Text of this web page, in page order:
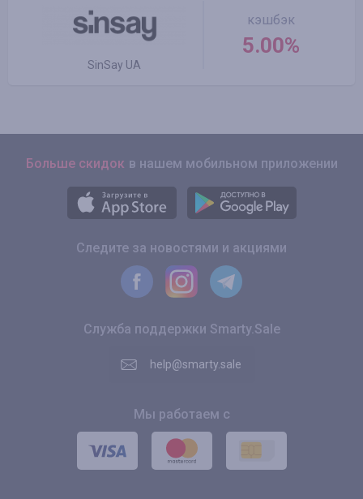
SinSay UA
кэшбэк
5.00%
Больше скидок в нашем мобильном приложении
Следите за новостями и акциями
Служба поддержки Smarty.Sale
help@smarty.sale
Мы работаем с